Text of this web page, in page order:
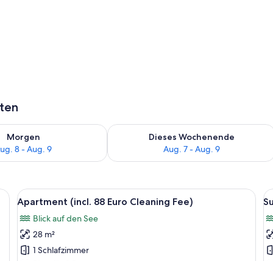
Aug. 8.
Morgen
8 - Aug. 9
für morgen, Aug. 8 - Aug. 9.
Dieses Wochenende
Aug. 7 - Aug. 9
Überprüfe die Verfügbarkeit für
Bett, einem hölzernen Kopfteil, einem Nachttisch und Blick auf einen
Alle
Fotos
für
Apartment
(incl.
Ein Schlafzimmer mit Holzwänden,
17
Apartment (incl. 88 Euro Cleaning Fee)
Blick auf den See
28 m²
1 Schlafzimmer